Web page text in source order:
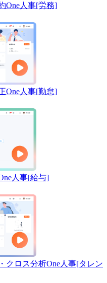
One人事[労務]
One人事[勤怠]
人事[給与]
クロス分析One人事[タレン